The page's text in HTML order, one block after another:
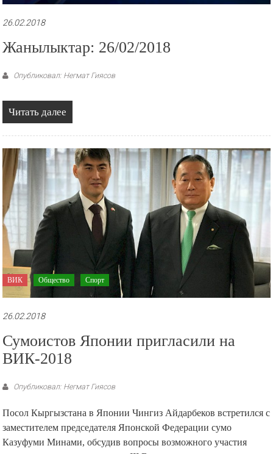
26.02.2018
Жанылыктар: 26/02/2018
Опубликовал: Негмат Гиясов
Читать далее
ВИК Общество Спорт
26.02.2018
Сумоистов Японии пригласили на
ВИК-2018
Опубликовал: Негмат Гиясов
Посол Кыргызстана в Японии Чингиз Айдарбеков встретился с
заместителем председателя Японской Федерации сумо
Казуфуми Минами, обсудив вопросы возможного участия